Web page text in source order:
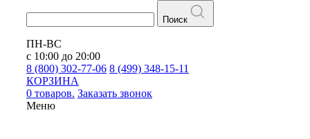
Поиск
ПН-ВС
с 10:00 до 20:00
8 (800) 302-77-06 8 (499) 348-15-11
КОРЗИНА
0 товаров. Заказать звонок
Меню